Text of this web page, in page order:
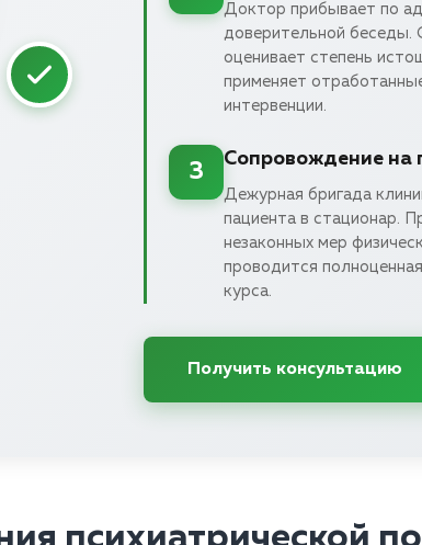
Доктор прибывает по
доверительной беседы.
оценивает степень
применяет
интервенции.
3
Сопровождение на
Дежурная бригада
пациента в стационар.
незаконных мер
проводится
курса.
Получить консультацию